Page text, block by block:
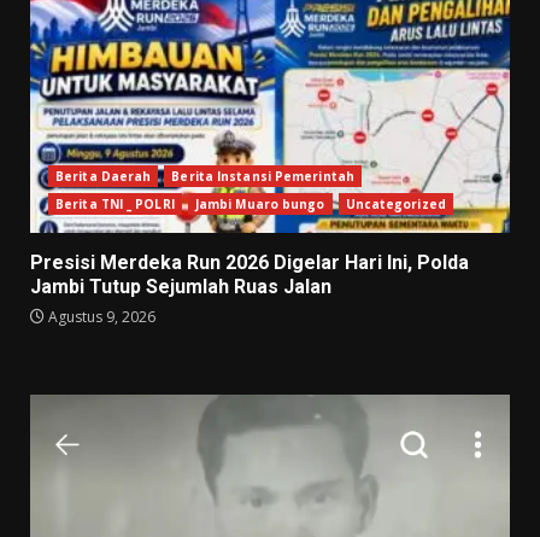
Berita Daerah
Berita Instansi Pemerintah
Berita TNI _ POLRI
Jambi Muaro bungo Uncategorized
Presisi Merdeka Run 2026 Digelar Hari Ini, Polda
Jambi Tutup Sejumlah Ruas Jalan
Agustus 9, 2026